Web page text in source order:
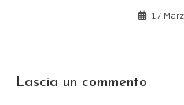
17
Lascia un commento